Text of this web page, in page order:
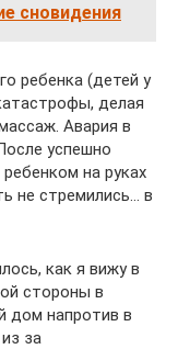
сновидения
ребенка (детей у
делая
Авария в
успешно
на руках
не стремились… в
как я вижу в
стороны в
дом напротив в
за